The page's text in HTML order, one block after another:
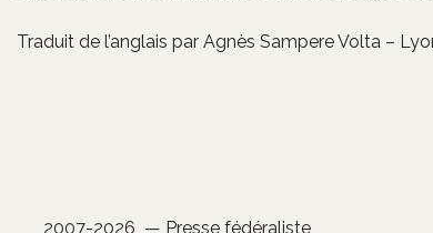
Traduit de l’anglais par Agnès Sampere Volta –
2007-2026 — Presse fédéraliste